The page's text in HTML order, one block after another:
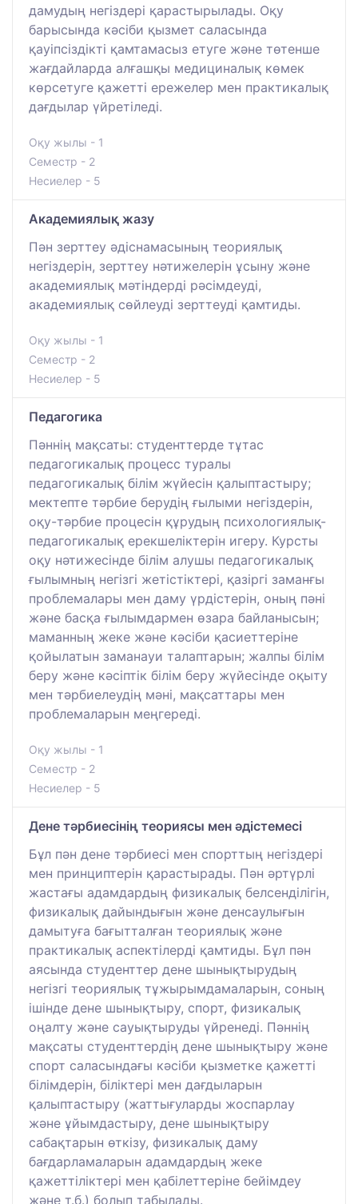
дамудың негіздері қарастырылады. Оқу
барысында кәсіби қызмет саласында
қауіпсіздікті қамтамасыз етуге және төтенше
жағдайларда алғашқы медициналық көмек
көрсетуге қажетті ережелер мен практикалық
дағдылар үйретіледі.
Оқу жылы - 1
Семестр - 2
Несиелер - 5
Академиялық жазу
Пән зерттеу әдіснамасының теориялық
негіздерін, зерттеу нәтижелерін ұсыну және
академиялық мәтіндерді рәсімдеуді,
академиялық сөйлеуді зерттеуді қамтиды.
Оқу жылы - 1
Семестр - 2
Несиелер - 5
Педагогика
Пәннің мақсаты: студенттерде тұтас
педагогикалық процесс туралы
педагогикалық білім жүйесін қалыптастыру;
мектепте тәрбие берудің ғылыми негіздерін,
оқу-тәрбие процесін құрудың психологиялық-
педагогикалық ерекшеліктерін игеру. Курсты
оқу нәтижесінде білім алушы педагогикалық
ғылымның негізгі жетістіктері, қазіргі заманғы
проблемалары мен даму үрдістерін, оның пәні
және басқа ғылымдармен өзара байланысын;
маманның жеке және кәсіби қасиеттеріне
қойылатын заманауи талаптарын; жалпы білім
беру және кәсіптік білім беру жүйесінде оқыту
мен тәрбиелеудің мәні, мақсаттары мен
проблемаларын меңгереді.
Оқу жылы - 1
Семестр - 2
Несиелер - 5
Дене тәрбиесінің теориясы мен әдістемесі
Бұл пән дене тәрбиесі мен спорттың негіздері
мен принциптерін қарастырады. Пән әртүрлі
жастағы адамдардың физикалық белсенділігін,
физикалық дайындығын және денсаулығын
дамытуға бағытталған теориялық және
практикалық аспектілерді қамтиды. Бұл пән
аясында студенттер дене шынықтырудың
негізгі теориялық тұжырымдамаларын, соның
ішінде дене шынықтыру, спорт, физикалық
оңалту және сауықтыруды үйренеді. Пәннің
мақсаты студенттердің дене шынықтыру және
спорт саласындағы кәсіби қызметке қажетті
білімдерін, біліктері мен дағдыларын
қалыптастыру (жаттығуларды жоспарлау
және ұйымдастыру, дене шынықтыру
сабақтарын өткізу, физикалық даму
бағдарламаларын адамдардың жеке
қажеттіліктері мен қабілеттеріне бейімдеу
және т.б.) болып табылады.